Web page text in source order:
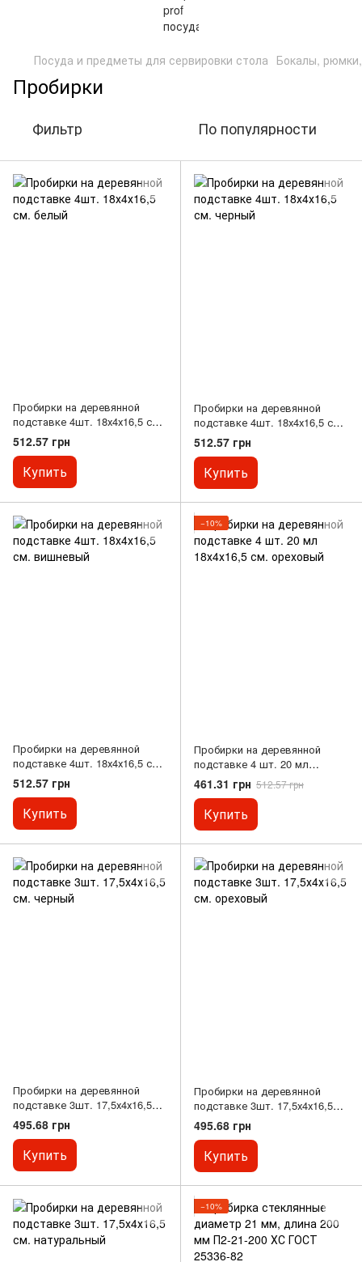
Посуда и предметы для сервировки стола Бокалы,
Пробирки
Фильтр По популярности
Пробирки на деревянной
подставке 4шт. 18х4х16,5 см.
белый
512.57 грн
Купить
Пробирки на деревянной
подставке 4шт. 18х4х16,5 см.
черный
512.57 грн
Купить
Пробирки на деревянной
подставке 4шт. 18х4х16,5 см.
вишневый
512.57 грн
Купить
−10%
Пробирки на деревянной
подставке 4 шт. 20 мл
18х4х16,5 см. ореховый
461.31 грн 512.57 грн
Купить
Пробирки на деревянной
подставке 3шт. 17,5х4х16,5
см. черный
495.68 грн
Купить
Пробирки на деревянной
подставке 3шт. 17,5х4х16,5
см. ореховый
495.68 грн
Купить
−10%